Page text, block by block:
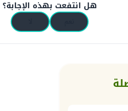
هل انتفعت بهذه الإجابة؟